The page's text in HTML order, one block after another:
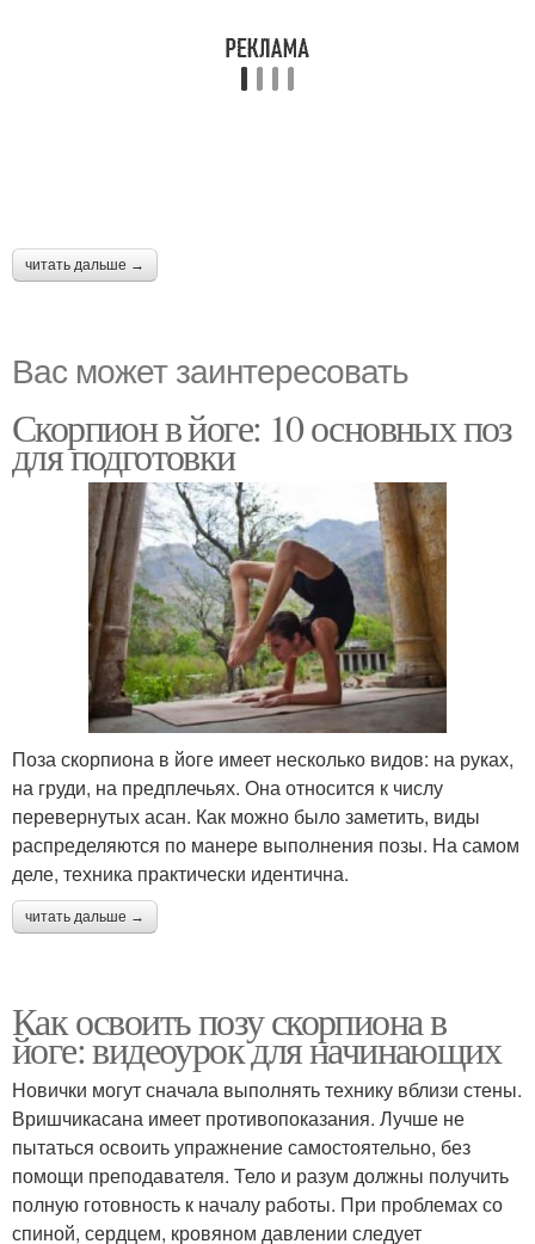
читать дальше →
Вас может заинтересовать
Скорпион в йоге: 10 основных поз
для подготовки
Поза скорпиона в йоге имеет несколько видов: на руках,
на груди, на предплечьях. Она относится к числу
перевернутых асан. Как можно было заметить, виды
распределяются по манере выполнения позы. На самом
деле, техника практически идентична.
читать дальше →
Как освоить позу скорпиона в
йоге: видеоурок для начинающих
Новички могут сначала выполнять технику вблизи стены.
Вришчикасана имеет противопоказания. Лучше не
пытаться освоить упражнение самостоятельно, без
помощи преподавателя. Тело и разум должны получить
полную готовность к началу работы. При проблемах со
спиной, сердцем, кровяном давлении следует